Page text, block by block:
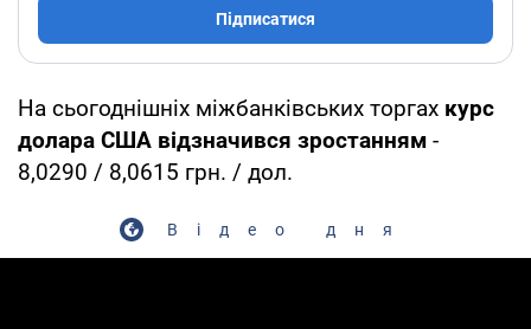
Підписатися
На сьогоднішніх міжбанківських торгах курс
долара США відзначився зростанням -
8,0290 / 8,0615 грн. / дол.
Відео дня